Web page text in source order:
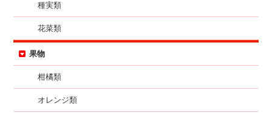
種実類
花菜類
果物
柑橘類
オレンジ類